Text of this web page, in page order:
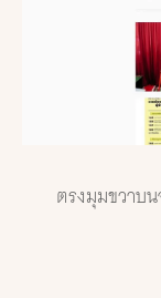
ตรงมุมขวาบ